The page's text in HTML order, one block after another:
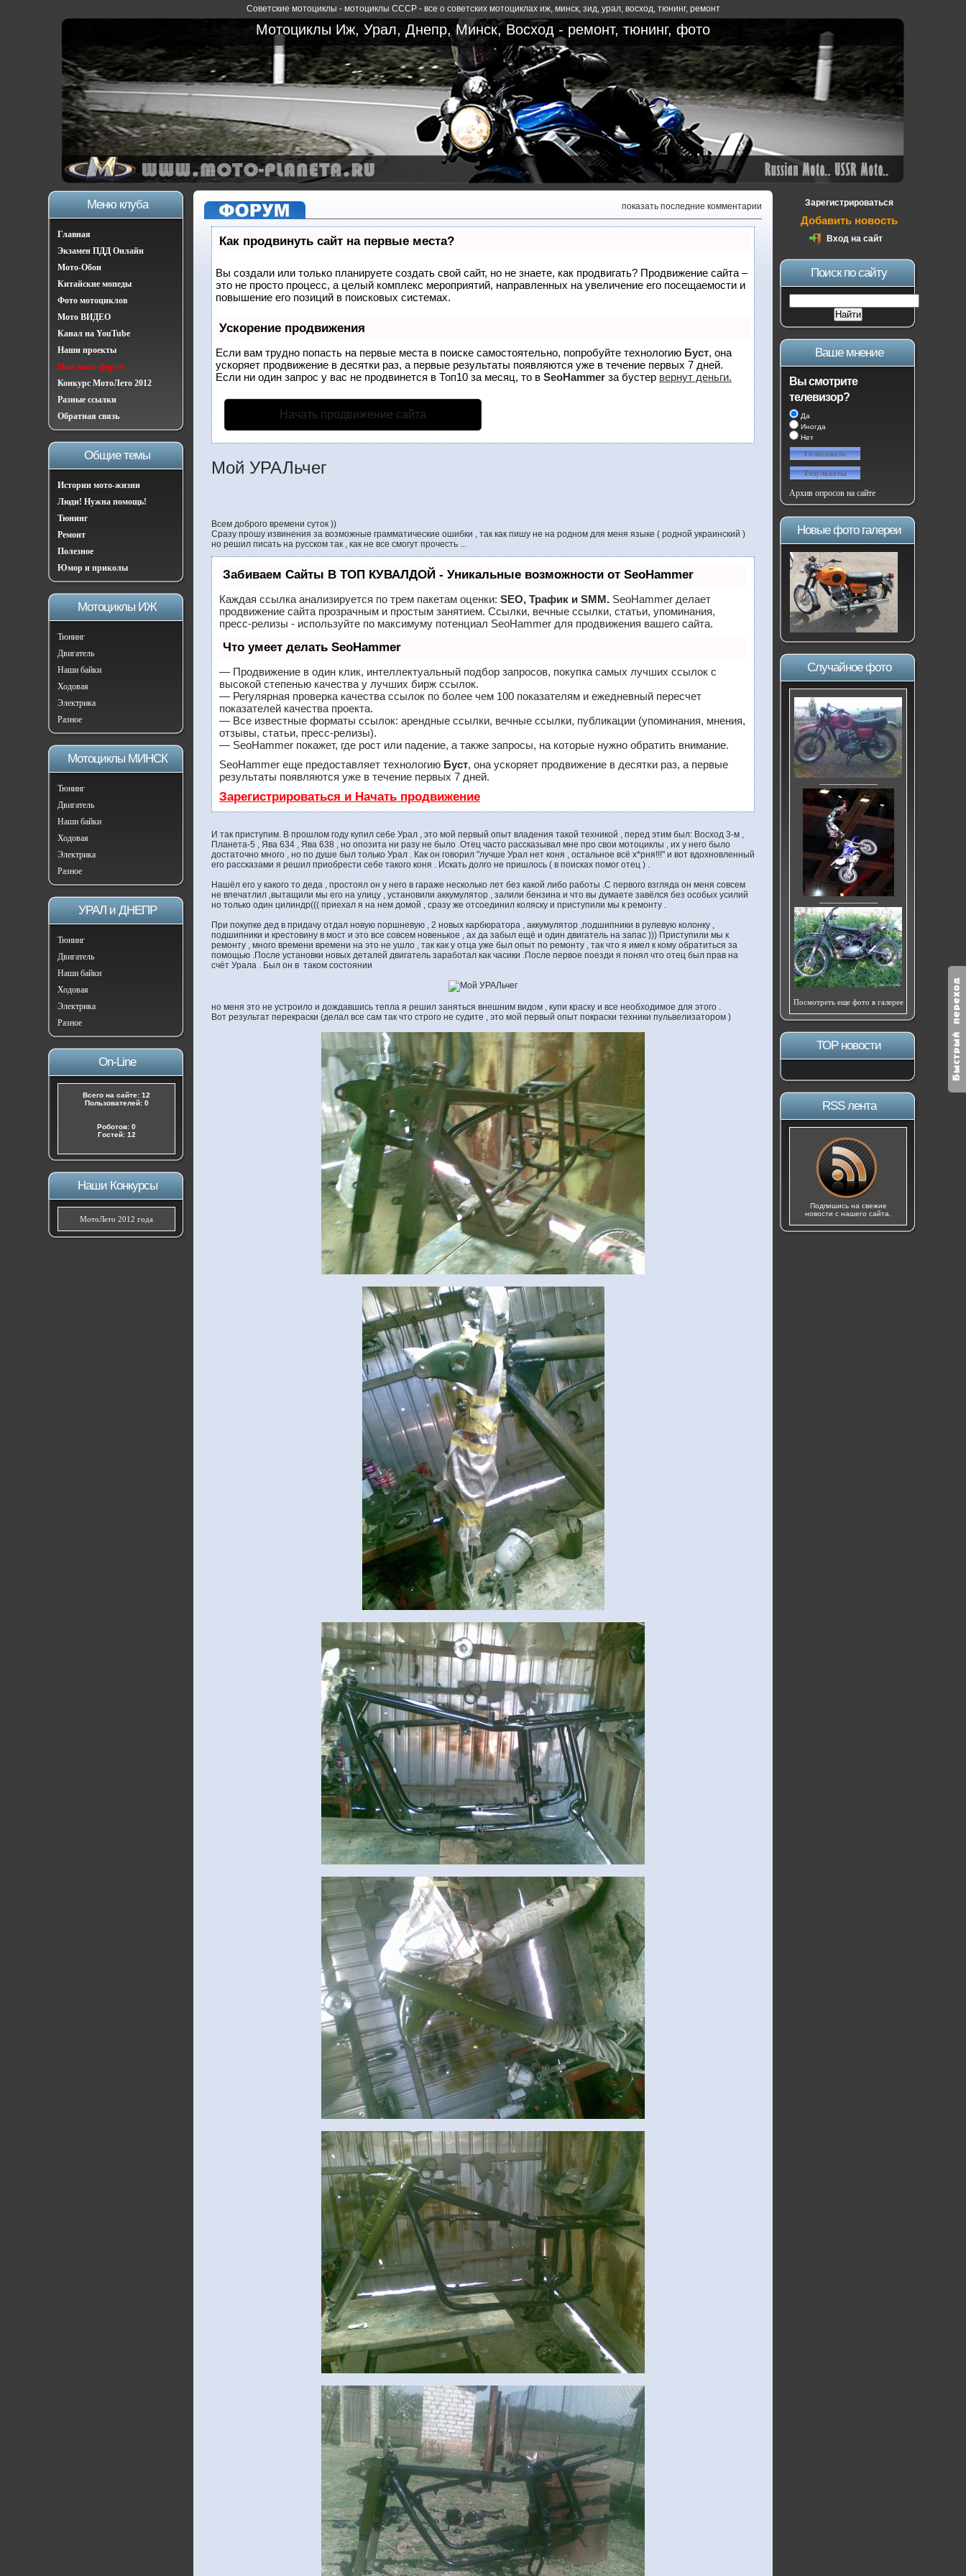
Советские мотоциклы - мотоциклы СССР - все о советских мотоциклах иж, минск, зид, урал, восход,тюнинг,ремонт
Мотоциклы Иж, Урал, Днепр, Минск, Восход - ремонт, тюнинг, фото
Меню клуба
Главная
Экзамен ПДД Онлайн
Мото-Обои
Китайские мопеды
Фото мотоциклов
Мото ВИДЕО
Канал на YouTube
Наши проекты
Наш мото-форум
Конкурс МотоЛето 2012
Разные ссылки
Обратная связь
Общие темы
Истории мото-жизни
Люди! Нужна помощь!
Тюнинг
Ремонт
Полезное
Юмор и приколы
Мотоциклы ИЖ
Тюнинг
Двигатель
Наши байки
Ходовая
Электрика
Разное
Мотоциклы МИНСК
Тюнинг
Двигатель
Наши байки
Ходовая
Электрика
Разное
УРАЛ и ДНЕПР
Тюнинг
Двигатель
Наши байки
Ходовая
Электрика
Разное
On-Line
Всего на сайте: 12
Пользователей: 0
Роботов: 0
Гостей: 12
Наши Конкурсы
МотоЛето 2012 года
показать последние комментарии
Как продвинуть сайт на первые места?
Вы создали или только планируете создать свой сайт, но не знаете, как продвигать? Продвижение сайта –
это не просто процесс, а целый комплекс мероприятий, направленных на увеличение его посещаемости и
повышение его позиций в поисковых системах.
Ускорение продвижения
Если вам трудно попасть на первые места в поиске самостоятельно, попробуйте технологию Буст, она
ускоряет продвижение в десятки раз, а первые результаты появляются уже в течение первых 7 дней.
Если ни один запрос у вас не продвинется в Топ10 за месяц, то в SeoHammer за бустер вернут деньги.
Начать продвижение сайта
Мой УРАЛьчег
Всем доброго времени суток ))
Сразу прошу извинения за возможные грамматические ошибки , так как пишу не на родном для меня языке ( родной украинский )
но решил писать на русском так , как не все смогут прочесть ...
Забиваем Сайты В ТОП КУВАЛДОЙ - Уникальные возможности от SeoHammer
Каждая ссылка анализируется по трем пакетам оценки: SEO, Трафик и SMM. SeoHammer делает
продвижение сайта прозрачным и простым занятием. Ссылки, вечные ссылки, статьи, упоминания,
пресс-релизы - используйте по максимуму потенциал SeoHammer для продвижения вашего сайта.
Что умеет делать SeoHammer
— Продвижение в один клик, интеллектуальный подбор запросов, покупка самых лучших ссылок с
высокой степенью качества у лучших бирж ссылок.
— Регулярная проверка качества ссылок по более чем 100 показателям и ежедневный пересчет
показателей качества проекта.
— Все известные форматы ссылок: арендные ссылки, вечные ссылки, публикации (упоминания, мнения,
отзывы, статьи, пресс-релизы).
— SeoHammer покажет, где рост или падение, а также запросы, на которые нужно обратить внимание.
SeoHammer еще предоставляет технологию Буст, она ускоряет продвижение в десятки раз, а первые
результаты появляются уже в течение первых 7 дней.
Зарегистрироваться и Начать продвижение
И так приступим. В прошлом году купил себе Урал , это мой первый опыт владения такой техникой , перед этим был: Восход 3-м ,
Планета-5 , Ява 634 , Ява 638 , но опозита ни разу не было .Отец часто рассказывал мне про свои мотоциклы , их у него было
достаточно много , но по душе был только Урал . Как он говорил "лучше Урал нет коня , остальное всё х*рня!!!" и вот вдохновленный
его рассказами я решил приобрести себе такого коня . Искать долго не пришлось ( в поисках помог отец ) .
Нашёл его у какого то деда , простоял он у него в гараже несколько лет без какой либо работы .С первого взгляда он меня совсем
не впечатлил ,вытащили мы его на улицу , установили аккумулятор , залили бензина и что вы думаете завёлся без особых усилий
но только один цилиндр((( приехал я на нем домой , сразу же отсоединил коляску и приступили мы к ремонту .
При покупке дед в придачу отдал новую поршневую , 2 новых карбюратора , аккумулятор ,подшипники в рулевую колонку ,
подшипники и крестовину в мост и это все совсем новенькое , ах да забыл ещё и один двигатель на запас ))) Приступили мы к
ремонту , много времени времени на это не ушло , так как у отца уже был опыт по ремонту , так что я имел к кому обратиться за
помощью .После установки новых деталей двигатель заработал как часики .После первое поезди я понял что отец был прав на
счёт Урала . Был он в таком состоянии
но меня это не устроило и дождавшись тепла я решил заняться внешним видом , купи краску и все необходимое для этого .
Вот результат перекраски (делал все сам так что строго не судите , это мой первый опыт покраски техники пульвелизатором )
Зарегистрироваться
Добавить новость
Вход на сайт
Поиск по сайту
Ваше мнение
Вы смотрите
телевизор?
Да
Иногда
Нет
Архив опросов на сайте
Новые фото галереи
Случайное фото
---------------------------
---------------------------
Посмотреть еще фото в галерее
ТОР новости
RSS лента
Подпишись на свежие
новости с нашего сайта.